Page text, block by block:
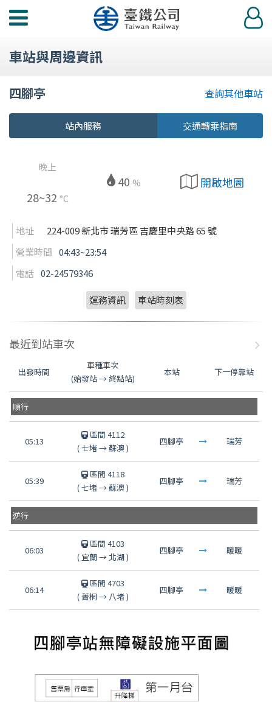
功
選
登
入
車站與周邊資訊
四腳亭 查詢其他車站
站內服務 交通轉乘指南
晚上
28~32 °C
40 % 開啟地圖
地址
224-009 新北市 瑞芳區 吉慶里中央路 65 號
營業時間 04:43~23:54
電話 02-24579346
運務資訊 車站時刻表
最近到站車次
出發時間
車種車次
(始發站 → 終點站)
本站 下一停靠站
順行
05:13
區間 4112
(七堵→蘇澳 )
四腳亭 瑞芳
05:39
區間 4118
(七堵→蘇澳 )
四腳亭 瑞芳
逆行
06:03
區間 4103
( 宜蘭→北湖)
四腳亭 暖暖
06:14
區間 4703
(菁桐→ 八堵)
四腳亭 暖暖